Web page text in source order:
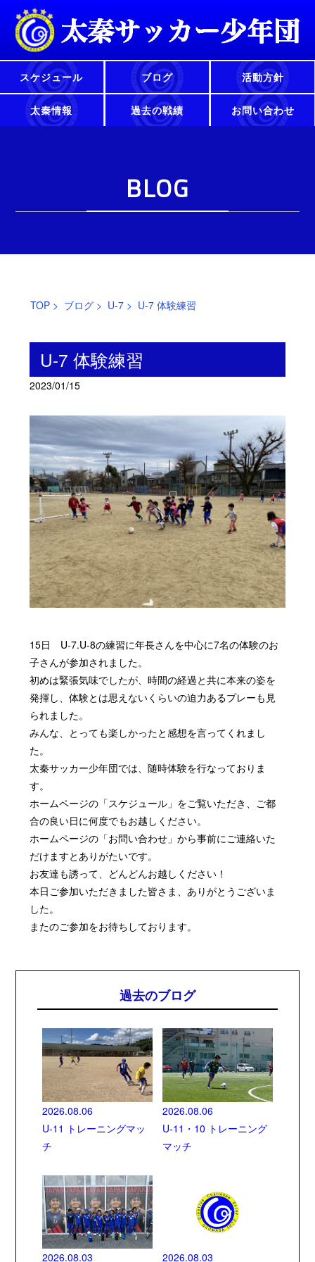
スケジュール ブログ 活動方針
太秦情報 過去の戦績 お問い合わせ
BLOG
TOP> ブログ> U-7> U-7 体験練習
U-7 体験練習
2023/01/15
15日 U-7.U-8の練習に年長さんを中心に7名の体験のお
子さんが参加されました。
初めは緊張気味でしたが、時間の経過と共に本来の姿を
発揮し、体験とは思えないくらいの迫力あるプレーも見
られました。
みんな、とっても楽しかったと感想を言ってくれまし
た。
太秦サッカー少年団では、随時体験を行なっておりま
す。
ホームページの「スケジュール」をご覧いただき、ご都
合の良い日に何度でもお越しください。
ホームページの「お問い合わせ」から事前にご連絡いた
だけますとありがたいです。
お友達も誘って、どんどんお越しください！
本日ご参加いただきました皆さま、ありがとうございま
した。
またのご参加をお待ちしております。
過去のブログ
2026.08.06
U-11 トレーニングマッ
チ
2026.08.06
U-11・10 トレーニング
マッチ
2026.08.03 2026.08.03